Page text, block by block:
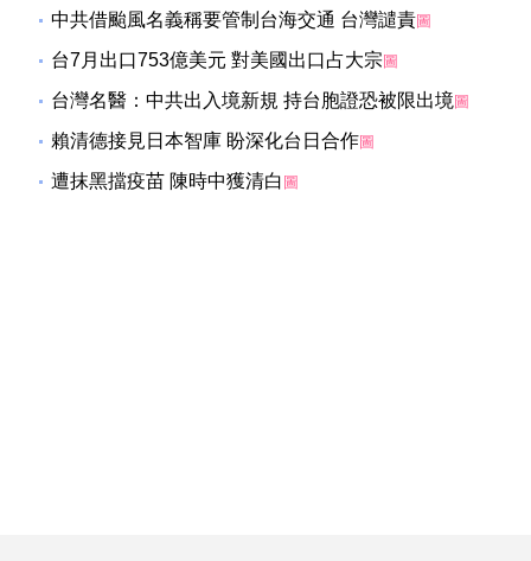
中共借颱風名義稱要管制台海交通 台灣譴責圖
台7月出口753億美元 對美國出口占大宗圖
台灣名醫：中共出入境新規 持台胞證恐被限出境圖
賴清德接見日本智庫 盼深化台日合作圖
遭抹黑擋疫苗 陳時中獲清白 圖